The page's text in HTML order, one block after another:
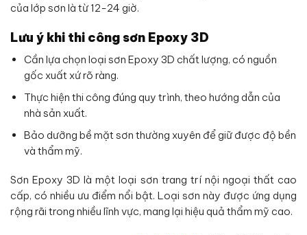
của lớp sơn là từ 12-24 giờ.
Lưu ý khi thi công sơn Epoxy 3D
Cần lựa chọn loại sơn Epoxy 3D chất lượng, có nguồn
gốc xuất xứ rõ ràng.
Thực hiện thi công đúng quy trình, theo hướng dẫn của
nhà sản xuất.
Bảo dưỡng bề mặt sơn thường xuyên để giữ được độ bền
và thẩm mỹ.
Sơn Epoxy 3D là một loại sơn trang trí nội ngoại thất cao
cấp, có nhiều ưu điểm nổi bật. Loại sơn này được ứng dụng
rộng rãi trong nhiều lĩnh vực, mang lại hiệu quả thẩm mỹ cao.